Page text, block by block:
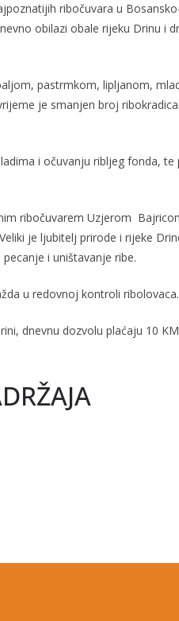
ribočuvara u
obilazi obale rijeku Drinu i
pastrmkom, lipljanom,
je smanjen broj
i očuvanju ribljeg fonda,
ribočuvarem Uzjerom
je ljubitelj prirode i rijeke
i uništavanje ribe.
u redovnoj kontroli ribolovaca.
dnevnu dozvolu plaćaju 10